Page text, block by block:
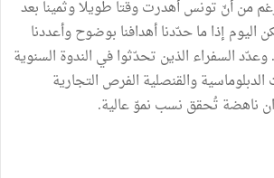
من أنّ تونس أهدرت وقتا طويلا وثمينا بعد
اليوم إذا ما حدّدنا أهدافنا بوضوح وأعددنا
وعدّد السفراء الذين تحدّثوا في الندوة السنوية
الدبلوماسية والقنصلية الفرص التجارية
ناهضة تُحقق نسب نموّ عالية.